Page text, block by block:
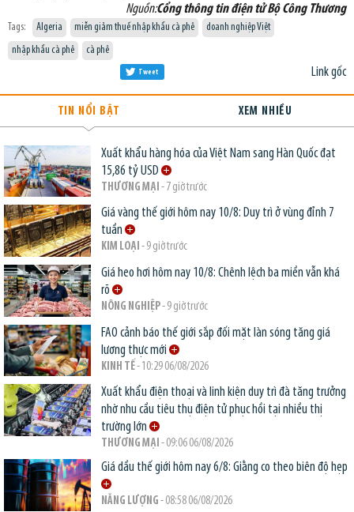
Nguồn:Cổng thông tin điện tử Bộ Công Thương
Tags: Algeria miễn giảm thuế nhập khẩu cà phê
doanh nghiệp Việt
nhập khẩu cà phê
cà phê
Link gốc
Tweet
TIN NỔI BẬT XEM NHIỀU
Xuất khẩu hàng hóa của Việt Nam sang Hàn Quốc đạt
15,86 tỷ USD
THƯƠNG MẠI - 7 giờ trước
Giá vàng thế giới hôm nay 10/8: Duy trì ở vùng đỉnh 7
tuần
KIM LOẠI - 9 giờ trước
Giá heo hơi hôm nay 10/8: Chênh lệch ba miền vẫn khá
rõ
NÔNG NGHIỆP- 9 giờ trước
FAO cảnh báo thế giới sắp đối mặt làn sóng tăng giá
lương thực mới
KINH TẾ- 10:29 06/08/2026
Xuất khẩu điện thoại và linh kiện duy trì đà tăng trưởng
nhờ nhu cầu tiêu thụ điện tử phục hồi tại nhiều thị
trường lớn
THƯƠNG MẠI - 09:06 06/08/2026
Giá dầu thế giới hôm nay 6/8: Giằng co theo biên độ hẹp
NĂNG LƯỢNG - 08:58 06/08/2026